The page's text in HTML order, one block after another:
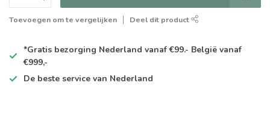
Toevoegen om te vergelijken Deel dit product
*Gratis bezorging Nederland vanaf €99.- België vanaf
€999,-
De beste service van Nederland